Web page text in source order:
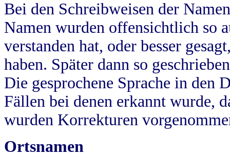
Bei den Schreibweisen der
Namen wurden offensichtlich so
verstanden hat, oder besser
haben. Später dann so
Die gesprochene Sprache in
Fällen bei denen erkannt wurde,
wurden Korrekturen
Ortsnamen